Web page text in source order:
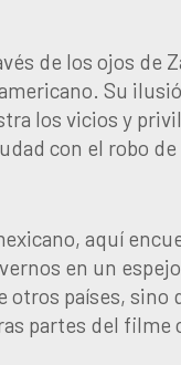
de los ojos de
Su
los vicios y
con el robo
aquí
en un
otros países,
partes del